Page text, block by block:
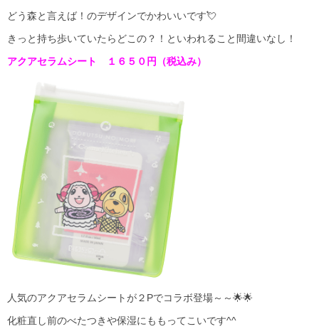
どう森と言えば！のデザインでかわいいです💘
きっと持ち歩いていたらどこの？！といわれること間違いなし！
アクアセラムシート １６５０円（税込み）
人気のアクアセラムシートが２Pでコラボ登場～～🌟🌟
化粧直し前のべたつきや保湿にももってこいです^^